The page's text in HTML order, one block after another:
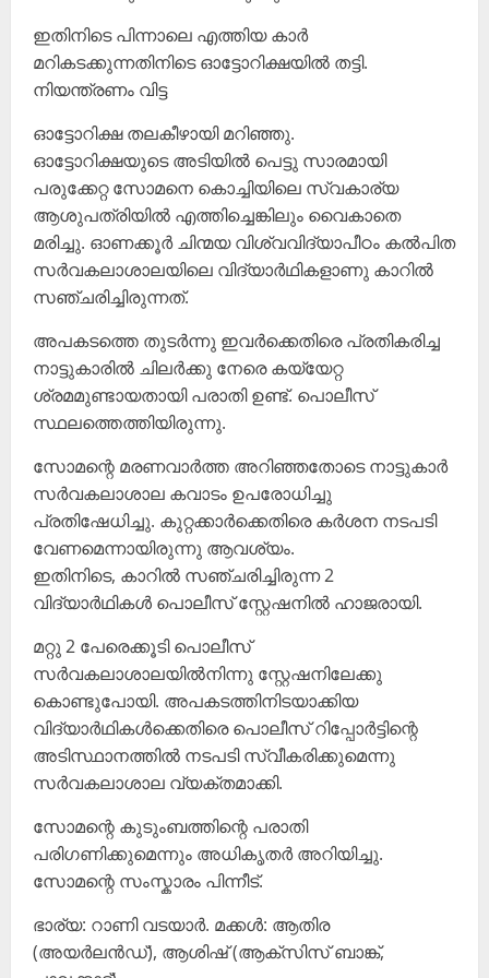
ഇതിനിടെ പിന്നാലെ എത്തിയ കാർ
മറികടക്കുന്നതിനിടെ ഓട്ടോറിക്ഷയിൽ തട്ടി.
നിയന്ത്രണം വിട്ട
ഓട്ടോറിക്ഷ തലകീഴായി മറിഞ്ഞു.
ഓട്ടോറിക്ഷയുടെ അടിയിൽ പെട്ടു സാരമായി
പരുക്കേറ്റ സോമനെ കൊച്ചിയിലെ സ്വകാര്യ
ആശുപത്രിയിൽ എത്തിച്ചെങ്കിലും വൈകാതെ
മരിച്ചു. ഓണക്കൂർ ചിന്മയ വിശ്വവിദ്യാപീഠം കൽപിത
സർവകലാശാലയിലെ വിദ്യാർഥികളാണു കാറിൽ
സഞ്ചരിച്ചിരുന്നത്.
അപകടത്തെ തുടർന്നു ഇവർക്കെതിരെ പ്രതികരിച്ച
നാട്ടുകാരിൽ ചിലർക്കു നേരെ കയ്യേറ്റ
ശ്രമമുണ്ടായതായി പരാതി ഉണ്ട്. പൊലീസ്
സ്ഥലത്തെത്തിയിരുന്നു.
സോമന്റെ മരണവാർത്ത അറിഞ്ഞതോടെ നാട്ടുകാർ
സർവകലാശാല കവാടം ഉപരോധിച്ചു
പ്രതിഷേധിച്ചു. കുറ്റക്കാർക്കെതിരെ കർശന നടപടി
വേണമെന്നായിരുന്നു ആവശ്യം.
ഇതിനിടെ, കാറിൽ സഞ്ചരിച്ചിരുന്ന 2
വിദ്യാർഥികൾ പൊലീസ് സ്റ്റേഷനിൽ ഹാജരായി.
മറ്റു 2 പേരെക്കൂടി പൊലീസ്
സർവകലാശാലയിൽനിന്നു സ്റ്റേഷനിലേക്കു
കൊണ്ടുപോയി. അപകടത്തിനിടയാക്കിയ
വിദ്യാർഥികൾക്കെതിരെ പൊലീസ് റിപ്പോർട്ടിന്റെ
അടിസ്ഥാനത്തിൽ നടപടി സ്വീകരിക്കുമെന്നു
സർവകലാശാല വ്യക്തമാക്കി.
സോമന്റെ കുടുംബത്തിന്റെ പരാതി
പരിഗണിക്കുമെന്നും അധികൃതർ അറിയിച്ചു.
സോമന്റെ സംസ്കാരം പിന്നീട്.
ഭാര്യ: റാണി വടയാർ. മക്കൾ: ആതിര
(അയർലൻഡ്), ആശിഷ് (ആക്സിസ് ബാങ്ക്,